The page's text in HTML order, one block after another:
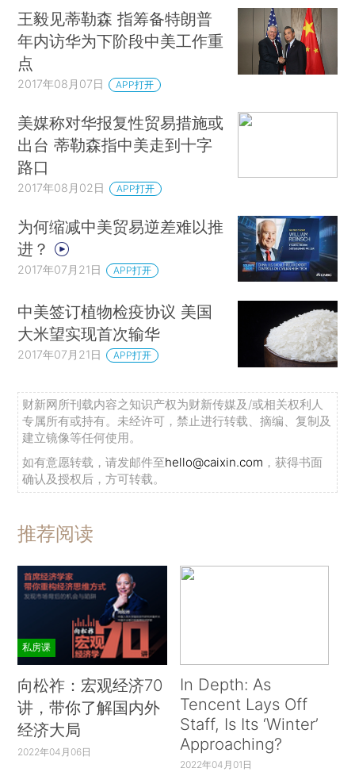
王毅见蒂勒森 指筹备特朗普
年内访华为下阶段中美工作重
点
2017年08月07日 APP打开
美媒称对华报复性贸易措施或
出台 蒂勒森指中美走到十字
路口
2017年08月02日 APP打开
为何缩减中美贸易逆差难以推
进？
2017年07月21日 APP打开
中美签订植物检疫协议 美国
大米望实现首次输华
2017年07月21日 APP打开
财新网所刊载内容之知识产权为财新传媒及/或相关权利人
专属所有或持有。未经许可，禁止进行转载、摘编、复制及
建立镜像等任何使用。
如有意愿转载，请发邮件至hello@caixin.com ，获得书面
确认及授权后，方可转载。
推荐阅读
私房课
向松祚：宏观经济70
讲，带你了解国内外
经济大局
2022年04月06日
In Depth: As
Tencent Lays Off
Staff, Is Its ‘Winter’
Approaching?
2022年04月01日